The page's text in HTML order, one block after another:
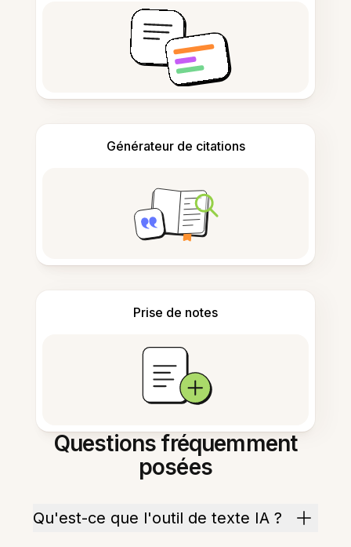
Générateur de citations
Prise de notes
Questions fréquemment
posées
Qu'est-ce que l'outil de texte IA ?